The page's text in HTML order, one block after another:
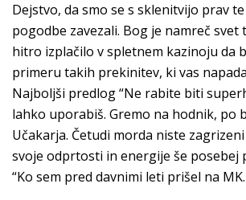
Dejstvo, da smo se s sklenitvijo prav
pogodbe zavezali. Bog je namreč svet
hitro izplačilo v spletnem kazinoju da
primeru takih prekinitev, ki vas
Najboljši predlog “Ne rabite biti
lahko uporabiš. Gremo na hodnik, po
Učakarja. Četudi morda niste
svoje odprtosti in energije še posebej
“Ko sem pred davnimi leti prišel na MK.